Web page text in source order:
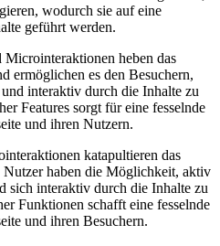
wodurch sie auf eine
geführt werden.
heben das
ermöglichen es den Besuchern,
interaktiv durch die Inhalte zu
Features sorgt für eine fesselnde
und ihren Nutzern.
katapultieren das
haben die Möglichkeit, aktiv
sich interaktiv durch die Inhalte zu
Funktionen schafft eine fesselnde
und ihren Besuchern.